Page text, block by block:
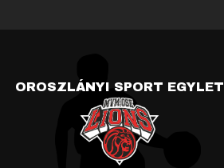
OROSZLÁNYI SPORT EGYLET